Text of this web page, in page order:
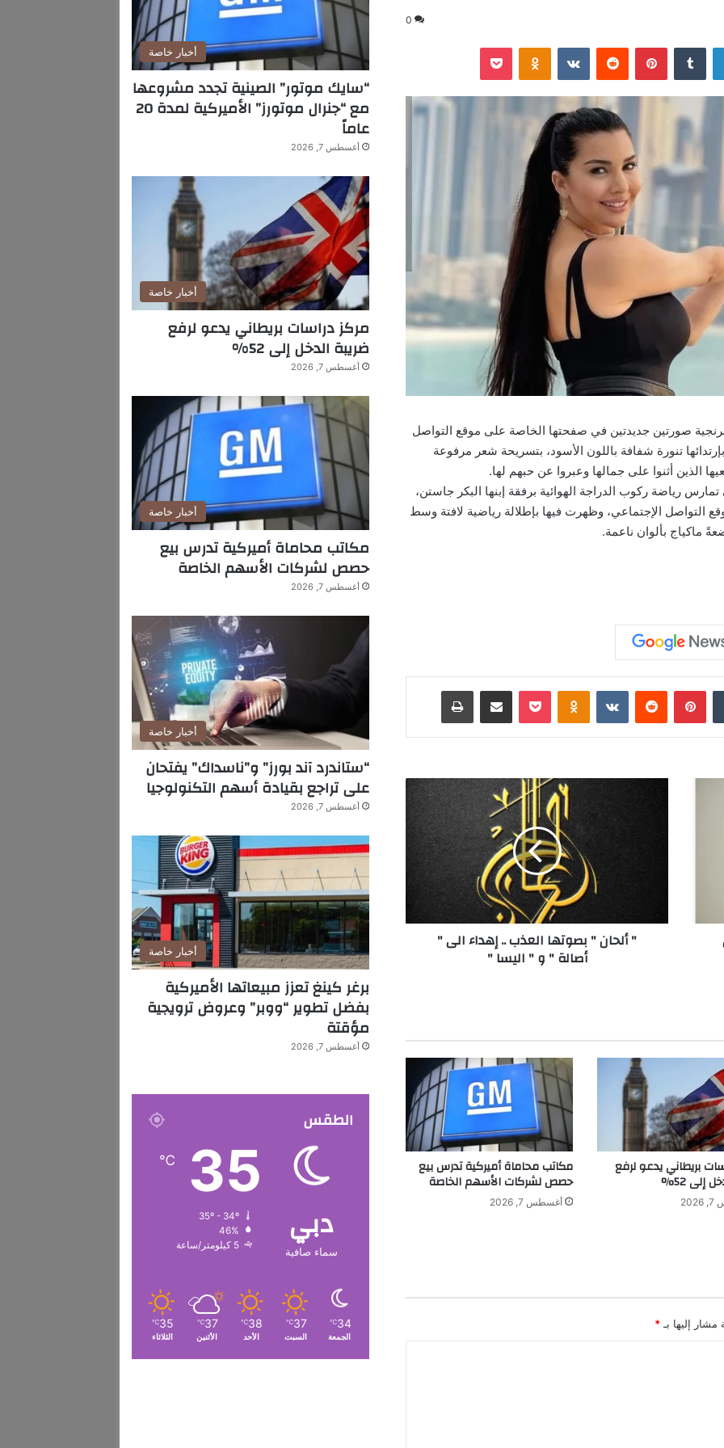
0
لينكدإن ‏Tumblr بينتيريست ‏Reddit
‏VKontakte
Odnoklassniki
‫Pocket
فرنجية​ صورتين جديدتين في صفحتها الخاصة على موقع التواصل
تنورة شفافة باللون الأسود، بتسريحة شعر مرفوعة
الذين أثنوا على جمالها وعبروا عن حبهم لها.
رياضة ركوب الدراجة الهوائية برفقة إبنها البكر جاستن،
الإجتماعي، وظهرت فيها بإطلالة رياضية لافتة وسط
ماكياج بألوان ناعمة.
‏Tumblr بينتيريست ‏Reddit
‏VKontakte
Odnoklassniki
‫Pocket مشاركة عبر البريد طباعة
ص
ع
ذ
.
إ
ه
ا
ص
ل
ة
" ألحان " بصوتها العذب .. إهداء الى "
أصالة " و " اليسا "
بريطاني يدعو لرفع
إلى 52%
مكاتب محاماة أميركية تدرس بيع
حصص لشركات الأسهم الخاصة
أغسطس 7, 2026
مشار إليها بـ *
أخبار خاصة
“سايك موتور” الصينية تجدد مشروعها
مع “جنرال موتورز” الأميركية لمدة 20
عاماً
أغسطس 7, 2026
أخبار خاصة
مركز دراسات بريطاني يدعو لرفع
ضريبة الدخل إلى 52%
أغسطس 7, 2026
أخبار خاصة
مكاتب محاماة أميركية تدرس بيع
حصص لشركات الأسهم الخاصة
أغسطس 7, 2026
أخبار خاصة
“ستاندرد آند بورز” و”ناسداك” يفتحان
على تراجع بقيادة أسهم التكنولوجيا
أغسطس 7, 2026
أخبار خاصة
برغر كينغ تعزز مبيعاتها الأميركية
بفضل تطوير “ووبر” وعروض ترويجية
مؤقتة
أغسطس 7, 2026
الطقس
دبي
سماء صافية
35
℃
46%
5 كيلومتر/ساعة
34
℃
الجمعة
37
℃
السبت
38
℃
الأحد
37
℃
الأثنين
35
℃
الثلاثاء